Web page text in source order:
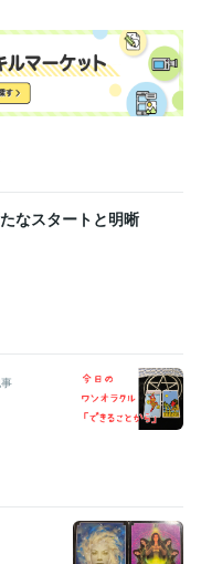
なスタートと明晰